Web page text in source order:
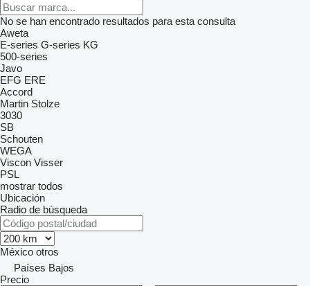
No se han encontrado resultados para esta consulta
Aweta
E-series G-series KG
500-series
Javo
EFG ERE
Accord
Martin Stolze
3030
SB
Schouten
WEGA
Viscon Visser
PSL
mostrar todos
Ubicación
Radio de búsqueda
México otros
Países Bajos
Precio